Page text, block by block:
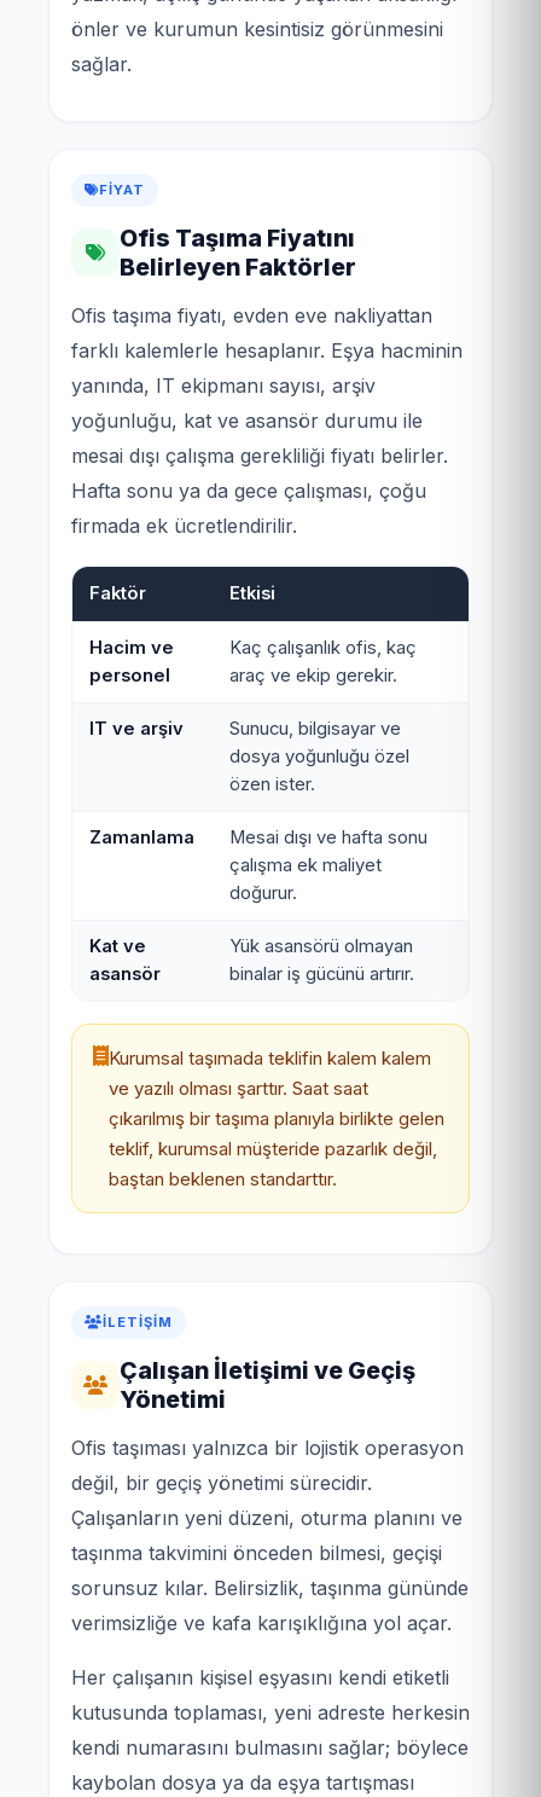
önler ve kurumun kesintisiz görünmesini
sağlar.
FIYAT
Ofis Taşıma Fiyatını
Belirleyen Faktörler
Ofis taşıma fiyatı, evden eve nakliyattan
farklı kalemlerle hesaplanır. Eşya hacminin
yanında, IT ekipmanı sayısı, arşiv
yoğunluğu, kat ve asansör durumu ile
mesai dışı çalışma gerekliliği fiyatı belirler.
Hafta sonu ya da gece çalışması, çoğu
firmada ek ücretlendirilir.
Faktör Etkisi
Hacim ve
personel
Kaç çalışanlık ofis, kaç
araç ve ekip gerekir.
IT ve arşiv
Sunucu, bilgisayar ve
dosya yoğunluğu özel
özen ister.
Zamanlama
Mesai dışı ve hafta sonu
çalışma ek maliyet
doğurur.
Kat ve
asansör
Yük asansörü olmayan
binalar iş gücünü artırır.
Kurumsal taşımada teklifin kalem kalem
ve yazılı olması şarttır. Saat saat
çıkarılmış bir taşıma planıyla birlikte gelen
teklif, kurumsal müşteride pazarlık değil,
baştan beklenen standarttır.
İLETIŞIM
Çalışan İletişimi ve Geçiş
Yönetimi
Ofis taşıması yalnızca bir lojistik operasyon
değil, bir geçiş yönetimi sürecidir.
Çalışanların yeni düzeni, oturma planını ve
taşınma takvimini önceden bilmesi, geçişi
sorunsuz kılar. Belirsizlik, taşınma gününde
verimsizliğe ve kafa karışıklığına yol açar.
Her çalışanın kişisel eşyasını kendi etiketli
kutusunda toplaması, yeni adreste herkesin
kendi numarasını bulmasını sağlar; böylece
kaybolan dosya ya da eşya tartışması